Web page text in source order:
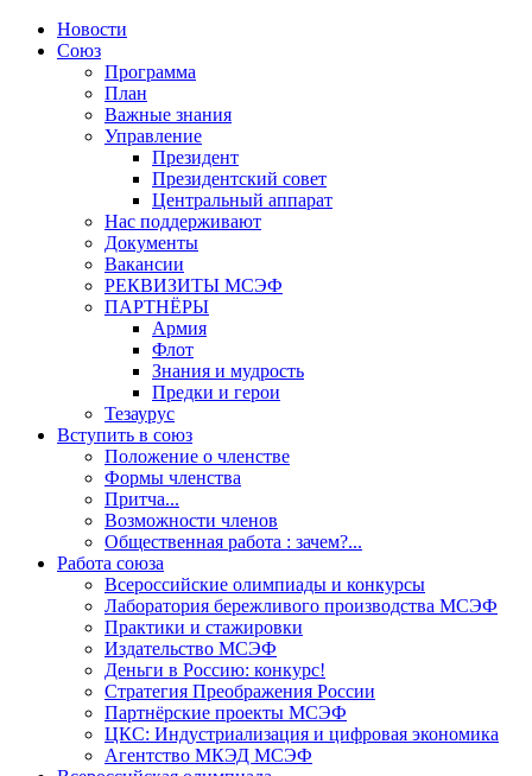
Новости
Союз
Программа
План
Важные знания
Управление
Президент
Президентский совет
Центральный аппарат
Нас поддерживают
Документы
Вакансии
РЕКВИЗИТЫ МСЭФ
ПАРТНЁРЫ
Армия
Флот
Знания и мудрость
Предки и герои
Тезаурус
Вступить в союз
Положение о членстве
Формы членства
Притча...
Возможности членов
Общественная работа : зачем?...
Работа союза
Всероссийские олимпиады и конкурсы
Лаборатория бережливого производства МСЭФ
Практики и стажировки
Издательство МСЭФ
Деньги в Россию: конкурс!
Стратегия Преображения России
Партнёрские проекты МСЭФ
ЦКС: Индустриализация и цифровая экономика
Агентство МКЭД МСЭФ